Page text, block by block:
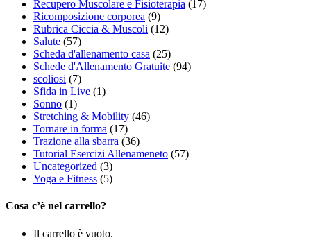
Recupero Muscolare e Fisioterapia (17)
Ricomposizione corporea (9)
Rubrica Ciccia & Muscoli (12)
Salute (57)
Scheda d'allenamento casa (25)
Schede d'Allenamento Gratuite (94)
scoliosi (7)
Sfida in Live (1)
Sonno (1)
Stretching & Mobility (46)
Tornare in forma (17)
Trazione alla sbarra (36)
Tutorial Esercizi Allenameneto (57)
Uncategorized (3)
Yoga e Fitness (5)
Cosa c’è nel carrello?
Il carrello è vuoto.